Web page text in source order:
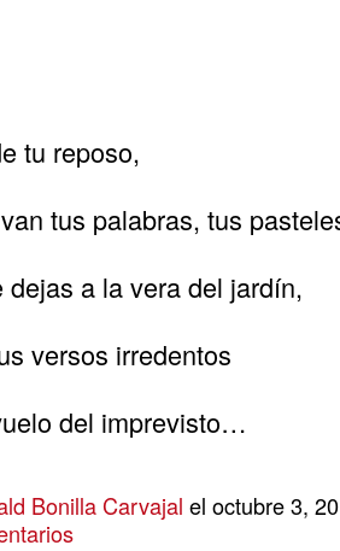
tu reposo,
tus palabras, tus
dejas a la vera del jardín,
versos irredentos
del imprevisto…
Bonilla Carvajal el octubre 3,